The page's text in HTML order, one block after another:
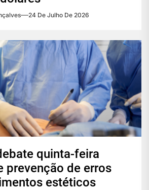
24 De Julho De 2026
quinta-feira
prevenção de erros
estéticos